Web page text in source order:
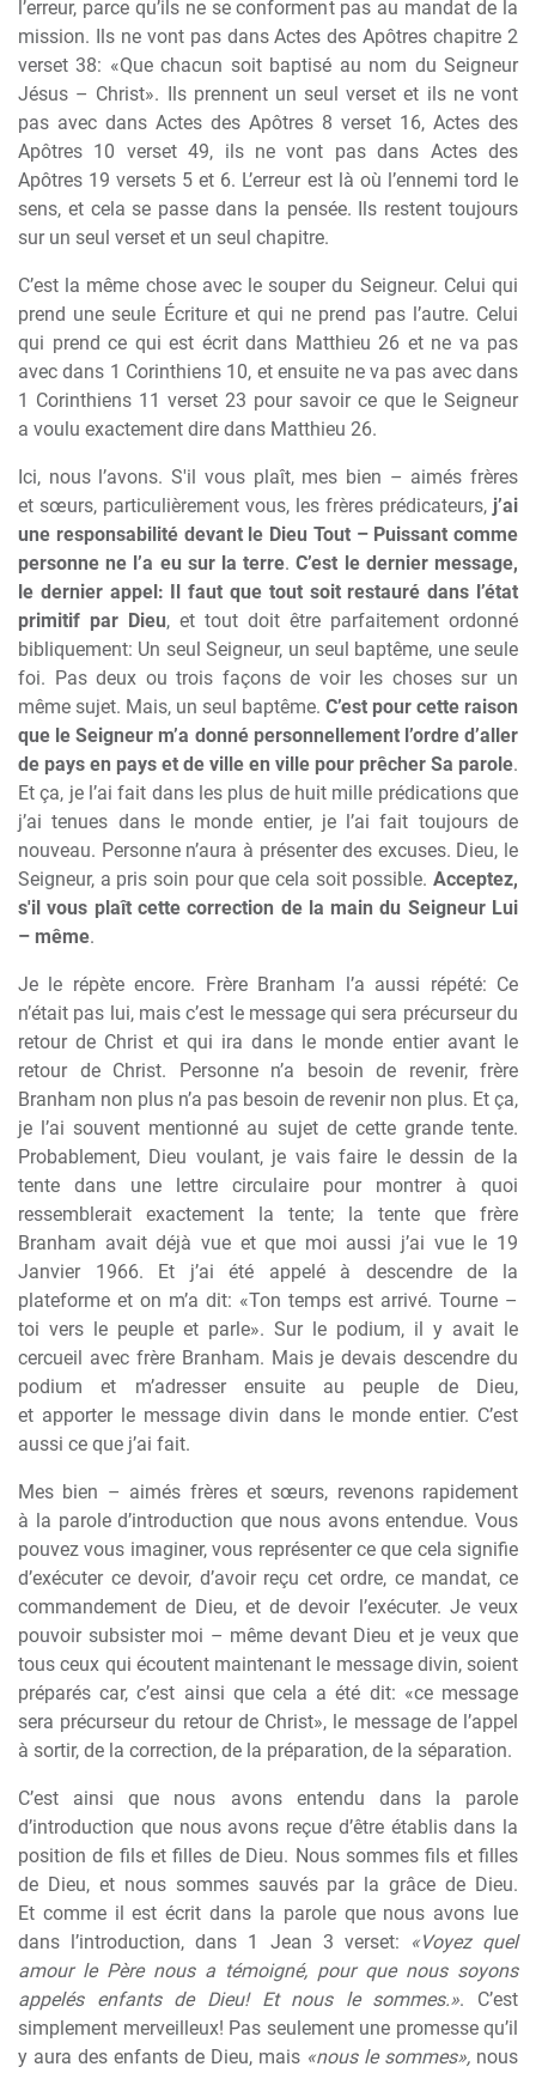
l’erreur, parce qu’ils ne se conforment pas au mandat de la
mission. Ils ne vont pas dans Actes des Apôtres chapitre 2
verset 38: «Que chacun soit baptisé au nom du Seigneur
Jésus – Christ». Ils prennent un seul verset et ils ne vont
pas avec dans Actes des Apôtres 8 verset 16, Actes des
Apôtres 10 verset 49, ils ne vont pas dans Actes des
Apôtres 19 versets 5 et 6. L’erreur est là où l’ennemi tord le
sens, et cela se passe dans la pensée. Ils restent toujours
sur un seul verset et un seul chapitre.
C’est la même chose avec le souper du Seigneur. Celui qui
prend une seule Écriture et qui ne prend pas l’autre. Celui
qui prend ce qui est écrit dans Matthieu 26 et ne va pas
avec dans 1 Corinthiens 10, et ensuite ne va pas avec dans
1 Corinthiens 11 verset 23 pour savoir ce que le Seigneur
a voulu exactement dire dans Matthieu 26.
Ici, nous l’avons. S'il vous plaît, mes bien – aimés frères
et sœurs, particulièrement vous, les frères prédicateurs, j’ai
une responsabilité devant le Dieu Tout – Puissant comme
personne ne l’a eu sur la terre.C’est le dernier message,
le dernier appel: Il faut que tout soit restauré dans l’état
primitif par Dieu, et tout doit être parfaitement ordonné
bibliquement: Un seul Seigneur, un seul baptême, une seule
foi. Pas deux ou trois façons de voir les choses sur un
même sujet. Mais, un seul baptême. C’est pour cette raison
que le Seigneur m’a donné personnellement l’ordre d’aller
de pays en pays et de ville en ville pour prêcher Sa parole.
Et ça, je l’ai fait dans les plus de huit mille prédications que
j’ai tenues dans le monde entier, je l’ai fait toujours de
nouveau. Personne n’aura à présenter des excuses. Dieu, le
Seigneur, a pris soin pour que cela soit possible. Acceptez,
s'il vous plaît cette correction de la main du Seigneur Lui
– même.
Je le répète encore. Frère Branham l’a aussi répété: Ce
n’était pas lui, mais c’est le message qui sera précurseur du
retour de Christ et qui ira dans le monde entier avant le
retour de Christ. Personne n’a besoin de revenir, frère
Branham non plus n’a pas besoin de revenir non plus. Et ça,
je l’ai souvent mentionné au sujet de cette grande tente.
Probablement, Dieu voulant, je vais faire le dessin de la
tente dans une lettre circulaire pour montrer à quoi
ressemblerait exactement la tente; la tente que frère
Branham avait déjà vue et que moi aussi j’ai vue le 19
Janvier 1966. Et j’ai été appelé à descendre de la
plateforme et on m’a dit: «Ton temps est arrivé. Tourne –
toi vers le peuple et parle». Sur le podium, il y avait le
cercueil avec frère Branham. Mais je devais descendre du
podium et m’adresser ensuite au peuple de Dieu,
et apporter le message divin dans le monde entier. C’est
aussi ce que j’ai fait.
Mes bien – aimés frères et sœurs, revenons rapidement
à la parole d’introduction que nous avons entendue. Vous
pouvez vous imaginer, vous représenter ce que cela signifie
d’exécuter ce devoir, d’avoir reçu cet ordre, ce mandat, ce
commandement de Dieu, et de devoir l’exécuter. Je veux
pouvoir subsister moi – même devant Dieu et je veux que
tous ceux qui écoutent maintenant le message divin, soient
préparés car, c’est ainsi que cela a été dit: «ce message
sera précurseur du retour de Christ», le message de l’appel
à sortir, de la correction, de la préparation, de la séparation.
C’est ainsi que nous avons entendu dans la parole
d’introduction que nous avons reçue d’être établis dans la
position de fils et filles de Dieu. Nous sommes fils et filles
de Dieu, et nous sommes sauvés par la grâce de Dieu.
Et comme il est écrit dans la parole que nous avons lue
dans l’introduction, dans 1 Jean 3 verset:
«Voyez quel
amour le Père nous a témoigné, pour que nous soyons
appelés enfants de Dieu! Et nous le sommes.». C’est
simplement merveilleux! Pas seulement une promesse qu’il
y aura des enfants de Dieu, mais «nous le sommes», nous